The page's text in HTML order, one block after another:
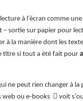
à l’écran comme
sortie sur papier pour
à la manière dont les
titre si tout a été fait pour
ne peut rien changer à
web ou e-books  voit